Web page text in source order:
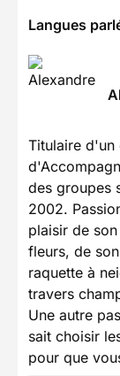
Langues
Titulaire d'un
des groupes
2002.
plaisir de
fleurs, de
raquette à
travers
Une autre
sait choisir
pour que